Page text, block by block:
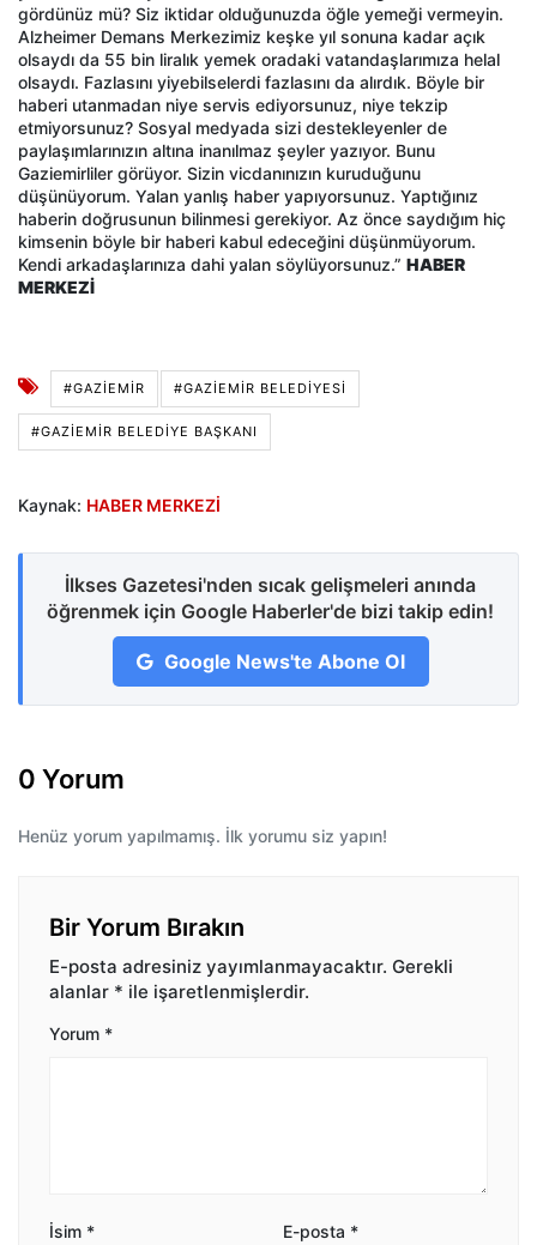
gördünüz mü? Siz iktidar olduğunuzda öğle yemeği vermeyin.
Alzheimer Demans Merkezimiz keşke yıl sonuna kadar açık
olsaydı da 55 bin liralık yemek oradaki vatandaşlarımıza helal
olsaydı. Fazlasını yiyebilselerdi fazlasını da alırdık. Böyle bir
haberi utanmadan niye servis ediyorsunuz, niye tekzip
etmiyorsunuz? Sosyal medyada sizi destekleyenler de
paylaşımlarınızın altına inanılmaz şeyler yazıyor. Bunu
Gaziemirliler görüyor. Sizin vicdanınızın kuruduğunu
düşünüyorum. Yalan yanlış haber yapıyorsunuz. Yaptığınız
haberin doğrusunun bilinmesi gerekiyor. Az önce saydığım hiç
kimsenin böyle bir haberi kabul edeceğini düşünmüyorum.
Kendi arkadaşlarınıza dahi yalan söylüyorsunuz.” HABER
MERKEZİ
#GAZIEMIR #GAZIEMIR BELEDIYESI
#GAZIEMIR BELEDIYE BAŞKANI
Kaynak: HABER MERKEZİ
İlkses Gazetesi'nden sıcak gelişmeleri anında
öğrenmek için Google Haberler'de bizi takip edin!
Google News'te Abone Ol
0 Yorum
Henüz yorum yapılmamış. İlk yorumu siz yapın!
Bir Yorum Bırakın
E-posta adresiniz yayımlanmayacaktır. Gerekli
alanlar * ile işaretlenmişlerdir.
Yorum *
İsim * E-posta *